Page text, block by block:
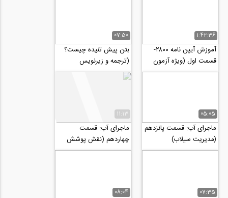
1:42:36
آموزش آیین نامه ۲۸۰۰-
قسمت اول (ویژه آزمون
نظام مهندسی و کارشناس
07:50
بتن پیش تنیده چیست؟
(ترجمه و زیرنویس
اختصاصی موسسه 808)
05:05
ماجرای آب: قسمت پانزدهم
(مدیریت سیلاب)
11:13
ماجرای آب: قسمت
چهاردهم (نقش پوشش
گیاهی در مدیریت منابع
07:35
08:04